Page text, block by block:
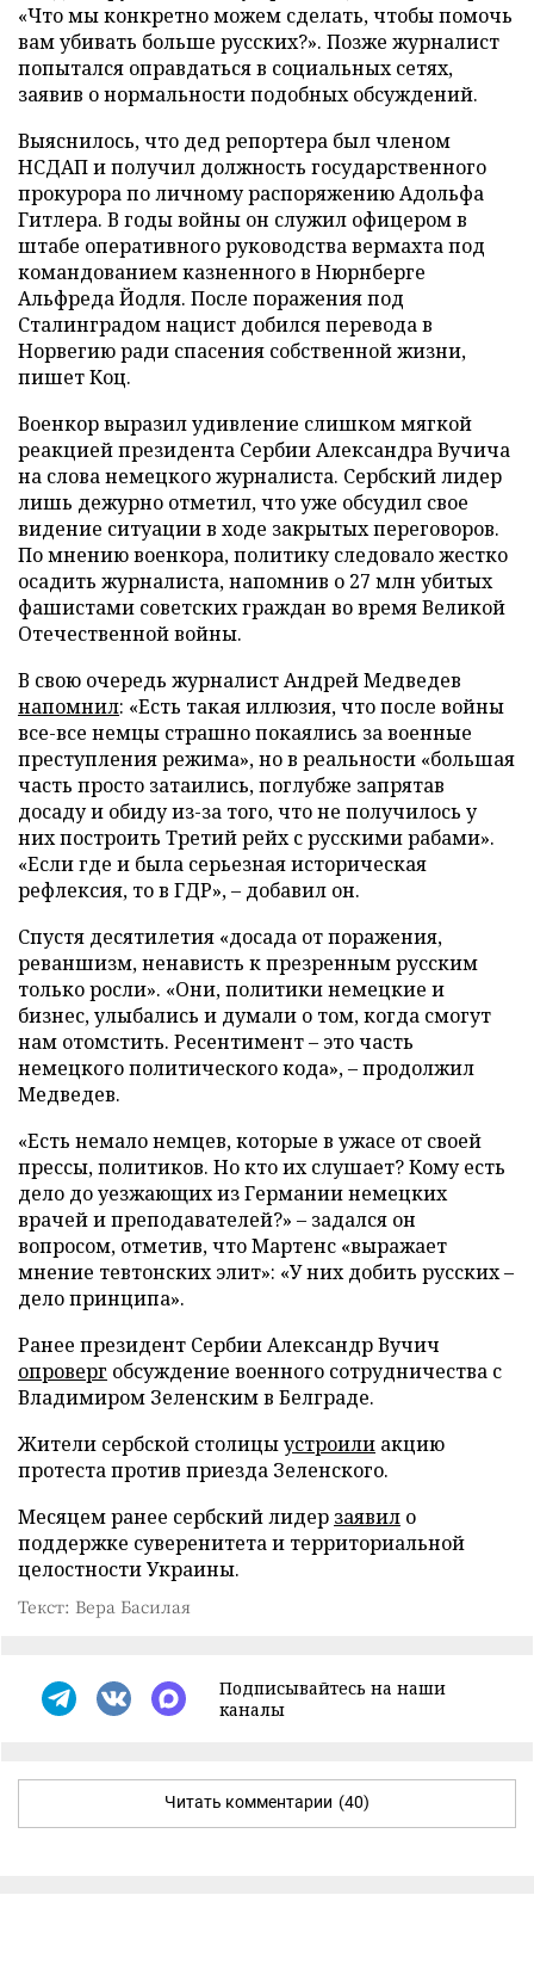
«Что мы конкретно можем сделать, чтобы помочь
вам убивать больше русских?». Позже журналист
попытался оправдаться в социальных сетях,
заявив о нормальности подобных обсуждений.
Выяснилось, что дед репортера был членом
НСДАП и получил должность государственного
прокурора по личному распоряжению Адольфа
Гитлера. В годы войны он служил офицером в
штабе оперативного руководства вермахта под
командованием казненного в Нюрнберге
Альфреда Йодля. После поражения под
Сталинградом нацист добился перевода в
Норвегию ради спасения собственной жизни,
пишет Коц.
Военкор выразил удивление слишком мягкой
реакцией президента Сербии Александра Вучича
на слова немецкого журналиста. Сербский лидер
лишь дежурно отметил, что уже обсудил свое
видение ситуации в ходе закрытых переговоров.
По мнению военкора, политику следовало жестко
осадить журналиста, напомнив о 27 млн убитых
фашистами советских граждан во время Великой
Отечественной войны.
В свою очередь журналист Андрей Медведев
напомнил: «Есть такая иллюзия, что после войны
все-все немцы страшно покаялись за военные
преступления режима», но в реальности «большая
часть просто затаились, поглубже запрятав
досаду и обиду из-за того, что не получилось у
них построить Третий рейх с русскими рабами».
«Если где и была серьезная историческая
рефлексия, то в ГДР», – добавил он.
Спустя десятилетия «досада от поражения,
реваншизм, ненависть к презренным русским
только росли». «Они, политики немецкие и
бизнес, улыбались и думали о том, когда смогут
нам отомстить. Ресентимент – это часть
немецкого политического кода», – продолжил
Медведев.
«Есть немало немцев, которые в ужасе от своей
прессы, политиков. Но кто их слушает? Кому есть
дело до уезжающих из Германии немецких
врачей и преподавателей?» – задался он
вопросом, отметив, что Мартенс «выражает
мнение тевтонских элит»: «У них добить русских –
дело принципа».
Ранее президент Сербии Александр Вучич
опроверг обсуждение военного сотрудничества с
Владимиром Зеленским в Белграде.
Жители сербской столицыустроили акцию
протеста против приезда Зеленского.
Месяцем ранее сербский лидер заявил о
поддержке суверенитета и территориальной
целостности Украины.
Текст: Вера Басилая
Подписывайтесь на наши
каналы
Читать комментарии (40)